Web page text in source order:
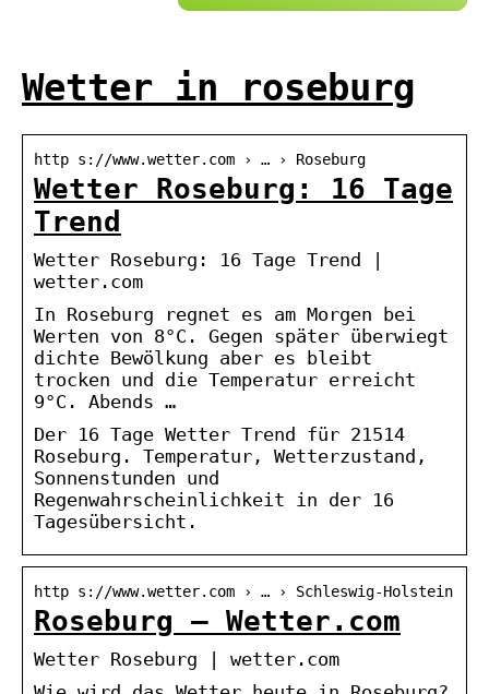
Wetter in roseburg
http s://www.wetter.com › … › Roseburg
Wetter Roseburg: 16 Tage
Trend
Wetter Roseburg: 16 Tage Trend |
wetter.com
In Roseburg regnet es am Morgen bei
Werten von 8°C. Gegen später überwiegt
dichte Bewölkung aber es bleibt
trocken und die Temperatur erreicht
9°C. Abends …
Der 16 Tage Wetter Trend für 21514
Roseburg. Temperatur, Wetterzustand,
Sonnenstunden und
Regenwahrscheinlichkeit in der 16
Tagesübersicht.
http s://www.wetter.com › … › Schleswig-Holstein
Roseburg – Wetter.com
Wetter Roseburg | wetter.com